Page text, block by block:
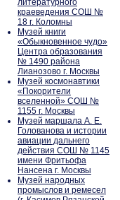
литературного
краеведения СОШ №
18 г. Коломны
Музей книги
«Обыкновенное чудо»
Центра образования
№ 1490 района
Лианозово г. Москвы
Музей космонавтики
«Покорители
вселенной» СОШ №
1155 г. Москвы
Музей маршала А. Е.
Голованова и истории
авиации дальнего
действия СОШ № 1145
имени Фритьофа
Нансена г. Москвы
Музей народных
промыслов и ремесел